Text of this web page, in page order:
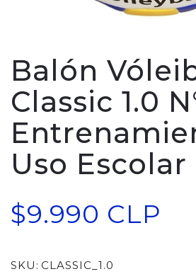
Balón
Classic 1.0
Uso Escolar
$9.990 CLP
SKU: CLASSIC_1.0